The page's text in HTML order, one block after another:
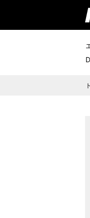
リットーミュージ